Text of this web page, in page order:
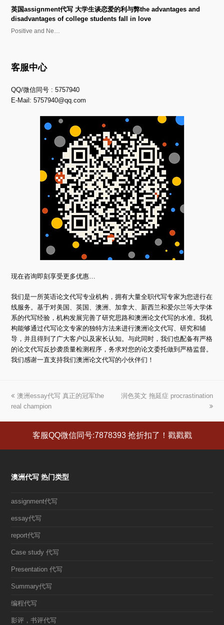
英国assignment代写 大学生谈恋爱的利与弊the advantages and
disadvantages of college students fall in love
Positive and Ne…
客服中心
QQ/微信同号 : 5757940
E-Mail:5757940@qq.com
现在咨询即刻享受更多优惠…
我们是一所英语论文代写专业机构，拥有大量全职代写专家为您进行在
线服务。基于对美国、英国、澳洲、加拿大、新西兰和爱尔兰等大学体
系的代写经验，机构发展完善了研究思路和澳洲论文代写的水准。我机
构能够通过代写论文专家的独特方法来进行澳洲论文代写、研究和辅
导，并且得到了广大客户以及家长认知。与此同时，我们也配备有严格
的论文代写反抄袭质量检测程序，务求对您的论文委托做到严格监督。
我们感谢一直支持我们澳洲论文代写的小伙伴们！
上
一
澳洲essay代写 真正的冠军the
real champion
下
章:
润色英文 拖延症 procrastination
客服QQ微信同号:7878393 抢折扣了！戳戳戳
澳洲代写 热门类型
assignment代写
essay代写
report代写
Case study 代写
Presentation 代写
Summary代写
编程代写
影评，书评代写